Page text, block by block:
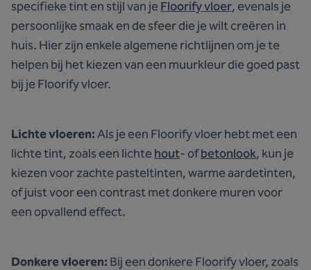
specifieke tint en stijl van jeFloorify vloer, evenals je
persoonlijke smaak en de sfeer die je wilt creëren in
huis. Hier zijn enkele algemene richtlijnen om je te
helpen bij het kiezen van een muurkleur die goed past
bij je Floorify vloer.
Lichte vloeren:Als je een Floorify vloer hebt met een
lichte tint, zoals een lichtehout- ofbetonlook, kun je
kiezen voor zachte pasteltinten, warme aardetinten,
of juist voor een contrast met donkere muren voor
een opvallend effect.
Donkere vloeren: Bij een donkere Floorify vloer, zoals